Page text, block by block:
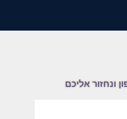
ונחזור אליכם